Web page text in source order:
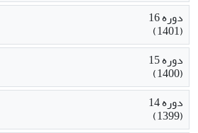
دوره 16
(1401)
دوره 15
(1400)
دوره 14
(1399)